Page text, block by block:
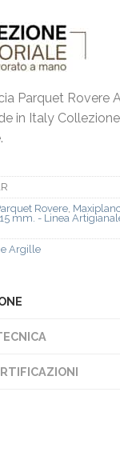
Parquet Rovere
in Italy Collezione
Rovere,
mm. - Linea
e Argille